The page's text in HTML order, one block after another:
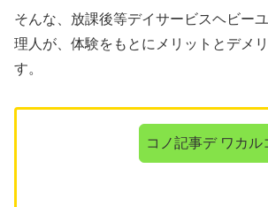
そんな、放課後等デイサービスヘビー
理人が、体験をもとにメリットとデメ
す。
コノ記事デ ワカル